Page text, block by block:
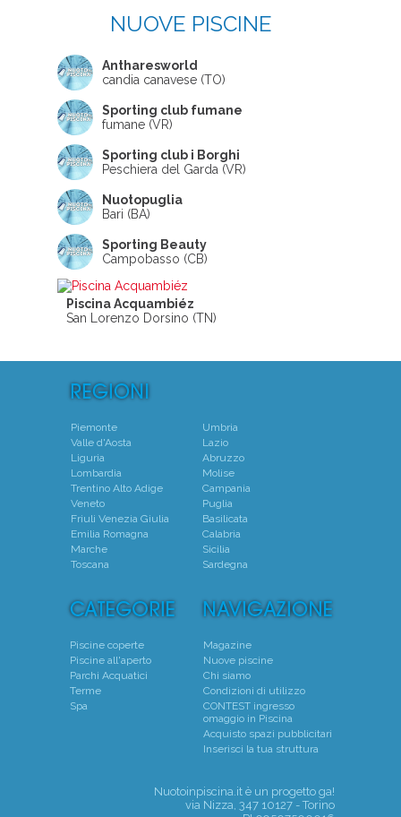
NUOVE PISCINE
Antharesworld
candia canavese (TO)
Sporting club fumane
fumane (VR)
Sporting club i Borghi
Peschiera del Garda (VR)
Nuotopuglia
Bari (BA)
Sporting Beauty
Campobasso (CB)
Piscina Acquambiéz
San Lorenzo Dorsino (TN)
Piemonte
Valle d'Aosta
Liguria
Lombardia
Trentino Alto Adige
Veneto
Friuli Venezia Giulia
Emilia Romagna
Marche
Toscana
Umbria
Lazio
Abruzzo
Molise
Campania
Puglia
Basilicata
Calabria
Sicilia
Sardegna
Piscine coperte
Piscine all'aperto
Parchi Acquatici
Terme
Spa
Magazine
Nuove piscine
Chi siamo
Condizioni di utilizzo
CONTEST ingresso
omaggio in Piscina
Acquisto spazi pubblicitari
Inserisci la tua struttura
Nuotoinpiscina.it è un progetto ga!
via Nizza, 347 10127 - Torino